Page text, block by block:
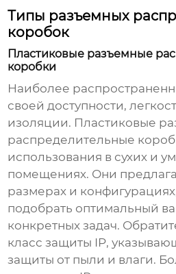
Типы разъемных
коробок
Пластиковые разъемные
коробки
Наиболее
своей доступности,
изоляции. Пластиковые
распределительные
использования в сухих и
помещениях. Они
размерах и
подобрать оптимальный
конкретных задач.
класс защиты IP,
защиты от пыли и влаги.